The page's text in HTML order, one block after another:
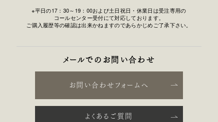
※平日の17：30～19：00および土日祝日・休業日は受注専用の
コールセンター受付にて対応しております。
ご購入履歴等の確認は出来かねますのであらかじめご了承下さい。
メールでのお問い合わせ
お問い合わせフォームへ
よくあるご質問